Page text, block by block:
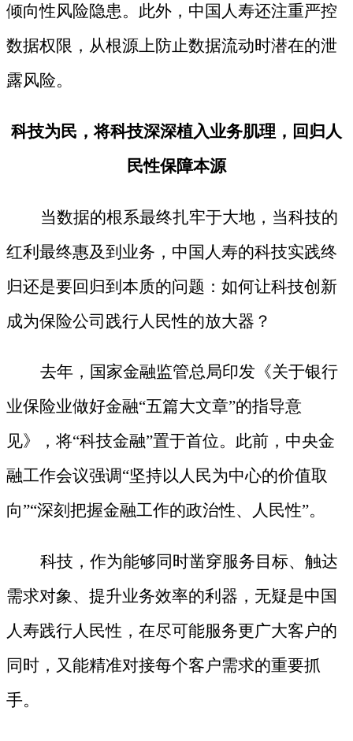
倾向性风险隐患。此外，中国人寿还注重严控
数据权限，从根源上防止数据流动时潜在的泄
露风险。
科技为民，将科技深深植入业务肌理，回归人
民性保障本源
当数据的根系最终扎牢于大地，当科技的
红利最终惠及到业务，中国人寿的科技实践终
归还是要回归到本质的问题：如何让科技创新
成为保险公司践行人民性的放大器？
去年，国家金融监管总局印发《关于银行
业保险业做好金融“五篇大文章”的指导意
见》，将“科技金融”置于首位。此前，中央金
融工作会议强调“坚持以人民为中心的价值取
向”“深刻把握金融工作的政治性、人民性”。
科技，作为能够同时凿穿服务目标、触达
需求对象、提升业务效率的利器，无疑是中国
人寿践行人民性，在尽可能服务更广大客户的
同时，又能精准对接每个客户需求的重要抓
手。